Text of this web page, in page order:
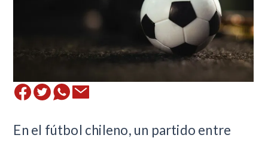
​En el fútbol chileno, un partido entre